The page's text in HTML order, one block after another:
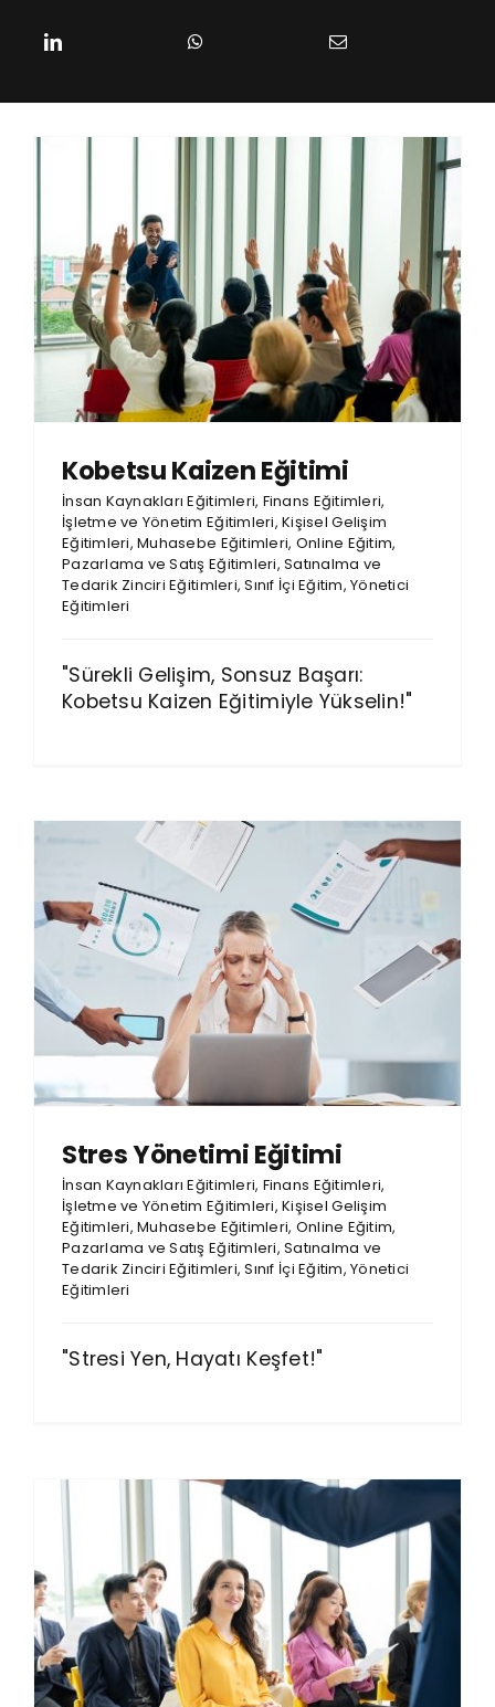
Sepet
Kobetsu Kaizen Eğitimi
İnsan Kaynakları Eğitimleri, Finans Eğitimleri,
İşletme ve Yönetim Eğitimleri,Kişisel Gelişim
Eğitimleri,Muhasebe Eğitimleri, Online Eğitim,
Pazarlama ve Satış Eğitimleri,Satınalma ve
Tedarik Zinciri Eğitimleri,Sınıf İçi Eğitim,Yönetici
Eğitimleri
"Sürekli Gelişim, Sonsuz Başarı:
Kobetsu Kaizen Eğitimiyle Yükselin!"
Stres Yönetimi Eğitimi
İnsan Kaynakları Eğitimleri, Finans Eğitimleri,
İşletme ve Yönetim Eğitimleri,Kişisel Gelişim
Eğitimleri,Muhasebe Eğitimleri, Online Eğitim,
Pazarlama ve Satış Eğitimleri,Satınalma ve
Tedarik Zinciri Eğitimleri,Sınıf İçi Eğitim,Yönetici
Eğitimleri
"Stresi Yen, Hayatı Keşfet!"